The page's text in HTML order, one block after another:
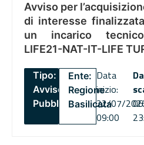
Avviso per
di interesse
un incarico
LIFE21-NAT-IT-LIFE
Tipo:
Avviso
Pubblico
Ente:
Regione
Basilicata
Data
inizio:
22/07/
09:00